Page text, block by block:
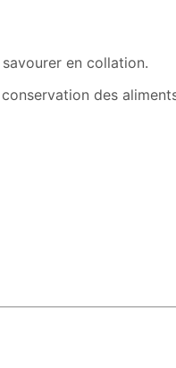
en collation.
des